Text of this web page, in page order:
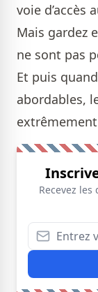
voie d’accès
Mais gardez
ne sont pas
Et puis
abordables,
Recevez